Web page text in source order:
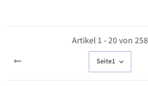
Artikel 1 - 20 von 258
Seite1